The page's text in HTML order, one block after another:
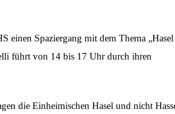
einen Spaziergang mit dem Thema
führt von 14 bis 17 Uhr durch ihren
die Einheimischen Hasel und nicht